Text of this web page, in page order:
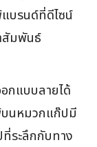
บรนด์ที่ดีไซน์
สัมพันธ์
กแบบลายได้
บนหมวกแก๊ปมี
ระลึกกับทาง